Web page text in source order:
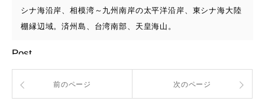
シナ海沿岸、相模湾～九州南岸の太平洋沿岸、東シナ海大陸
棚縁辺域。済州島、台湾南部、天皇海山。
Post
前のページ 次のページ